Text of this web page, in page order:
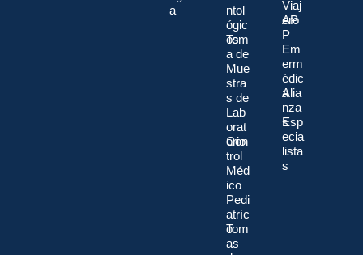
a
ntol
ógic
os
Tom
a de
Mue
stra
s de
Lab
orat
orio
Con
trol
Méd
ico
Pedi
atríc
o
Tom
as
Viaj
ero
AP
P
Em
erm
édic
a
Alia
nza
s
Esp
ecia
lista
s